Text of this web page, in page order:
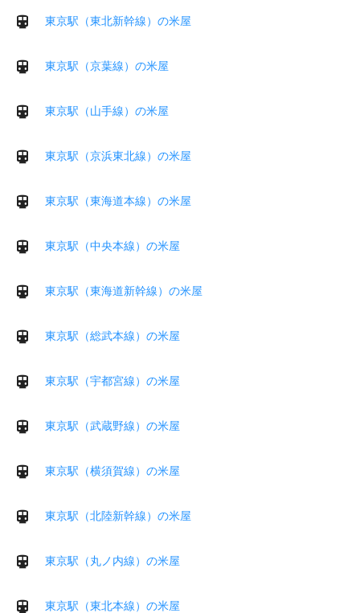
東京駅（東北新幹線）の米屋
東京駅（京葉線）の米屋
東京駅（山手線）の米屋
東京駅（京浜東北線）の米屋
東京駅（東海道本線）の米屋
東京駅（中央本線）の米屋
東京駅（東海道新幹線）の米屋
東京駅（総武本線）の米屋
東京駅（宇都宮線）の米屋
東京駅（武蔵野線）の米屋
東京駅（横須賀線）の米屋
東京駅（北陸新幹線）の米屋
東京駅（丸ノ内線）の米屋
東京駅（東北本線）の米屋